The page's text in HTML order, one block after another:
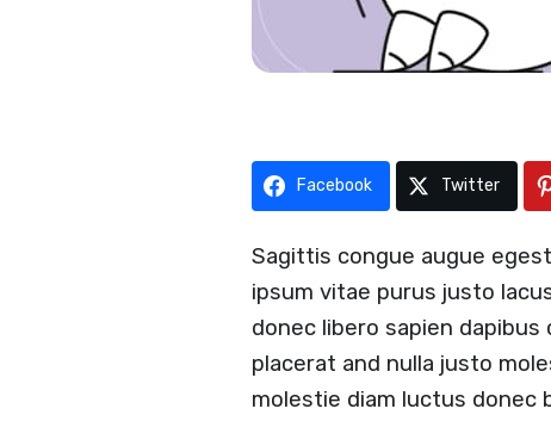
Facebook Twitter
Sagittis congue augue
ipsum vitae purus justo
donec libero sapien
placerat and nulla justo
molestie diam luctus donec